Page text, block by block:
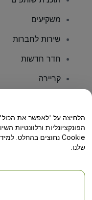
משקיעים
שירות לחברות
חדר חדשות
קריירה
מרכז העזרה/
הפונקציונליות ורלוונטיות
Cookie נחוצים בהחלט. למידע נוסף, ניתן לעיין
שלנו.